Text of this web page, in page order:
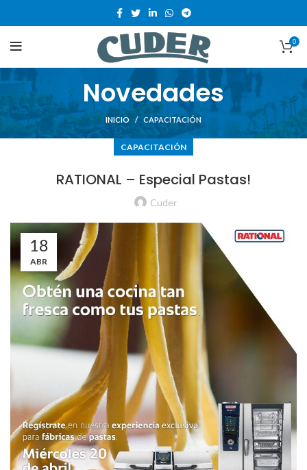
0
Novedades
INICIO CAPACITACIÓN
CAPACITACIÓN
RATIONAL – Especial Pastas!
Cuder
18
ABR